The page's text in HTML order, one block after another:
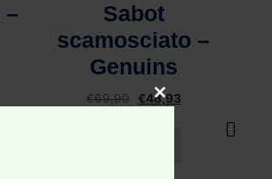
–
Sabot
scamosciato –
Genuins
€69,90 €48,93
Close this module